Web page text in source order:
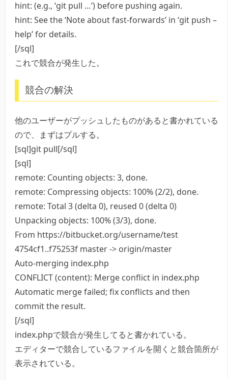
hint: (e.g., ‘git pull …’) before pushing again.
hint: See the ‘Note about fast-forwards’ in ‘git push –
help’ for details.
[/sql]
これで競合が発生した。
競合の解決
他のユーザーがプッシュしたものがあると書かれている
ので、まずはプルする。
[sql]git pull[/sql]
[sql]
remote: Counting objects: 3, done.
remote: Compressing objects: 100% (2/2), done.
remote: Total 3 (delta 0), reused 0 (delta 0)
Unpacking objects: 100% (3/3), done.
From https://bitbucket.org/username/test
4754cf1..f75253f master -> origin/master
Auto-merging index.php
CONFLICT (content): Merge conflict in index.php
Automatic merge failed; fix conflicts and then
commit the result.
[/sql]
index.phpで競合が発生してると書かれている。
エディターで競合しているファイルを開くと競合箇所が
表示されている。